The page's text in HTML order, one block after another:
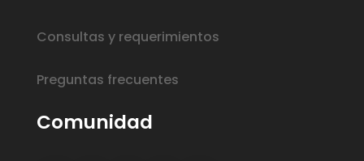
Consultas y requerimientos
Preguntas frecuentes
Comunidad